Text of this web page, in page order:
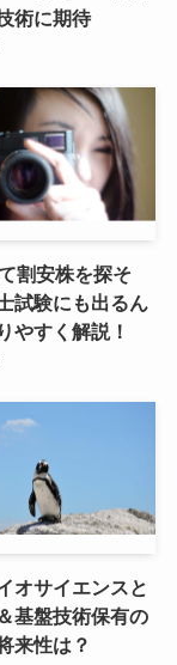
術に期待
割安株を探そ
試験にも出るん
やすく解説！
オサイエンスと
基盤技術保有の
来性は？